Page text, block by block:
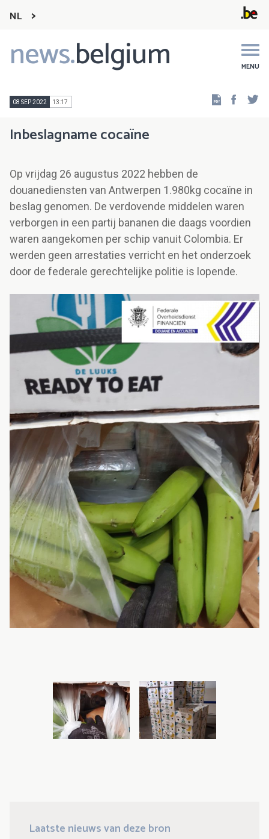
NL
news.belgium MENU
Main
navigation
08 SEP 2022 13:17
Inbeslagname cocaïne
Op vrijdag 26 augustus 2022 hebben de
douanediensten van Antwerpen 1.980kg cocaïne in
beslag genomen. De verdovende middelen waren
verborgen in een partij bananen die daags voordien
waren aangekomen per schip vanuit Colombia. Er
werden geen arrestaties verricht en het onderzoek
door de federale gerechtelijke politie is lopende.
Laatste nieuws van deze bron